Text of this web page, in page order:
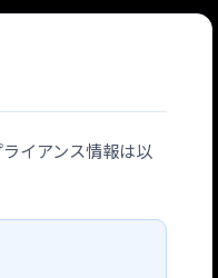
イアンス情報は以